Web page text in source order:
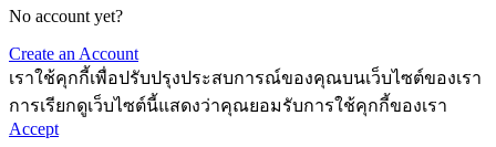
No account yet?
Create an Account
เราใช้คุกกี้เพื่อปรับปรุงประสบการณ์ของคุณบนเว็บไซต์ของเรา
การเรียกดูเว็บไซต์นี้แสดงว่าคุณยอมรับการใช้คุกกี้ของเรา
Accept